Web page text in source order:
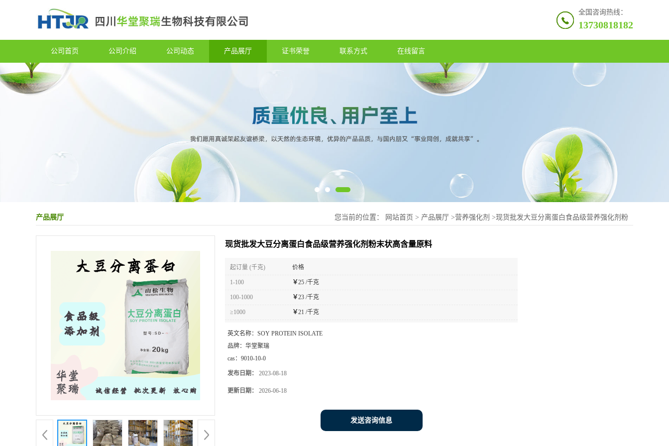
全国咨询热线：
13730818182
公司首页 公司介绍 公司动态 产品展厅 证书荣誉 联系方式 在线留言
产品展厅 您当前的位置： 网站首页 > 产品展厅 >营养强化剂 >现货批发大豆分离蛋白食品级营养强化剂粉
现货批发大豆分离蛋白食品级营养强化剂粉末状高含量原料
起订量 (千克) 价格
1-100 ￥25 /千克
100-1000 ￥23 /千克
≥1000 ￥21 /千克
英文名称： SOY PROTEIN ISOLATE
品牌： 华堂聚瑞
cas： 9010-10-0
发布日期： 2023-08-18
更新日期： 2026-06-18
发送咨询信息